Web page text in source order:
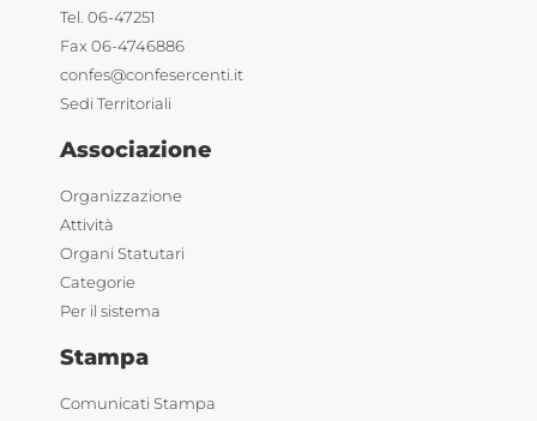
Tel. 06-47251
Fax 06-4746886
confes@confesercenti.it
Sedi Territoriali
Associazione
Organizzazione
Attività
Organi Statutari
Categorie
Per il sistema
Stampa
Comunicati Stampa